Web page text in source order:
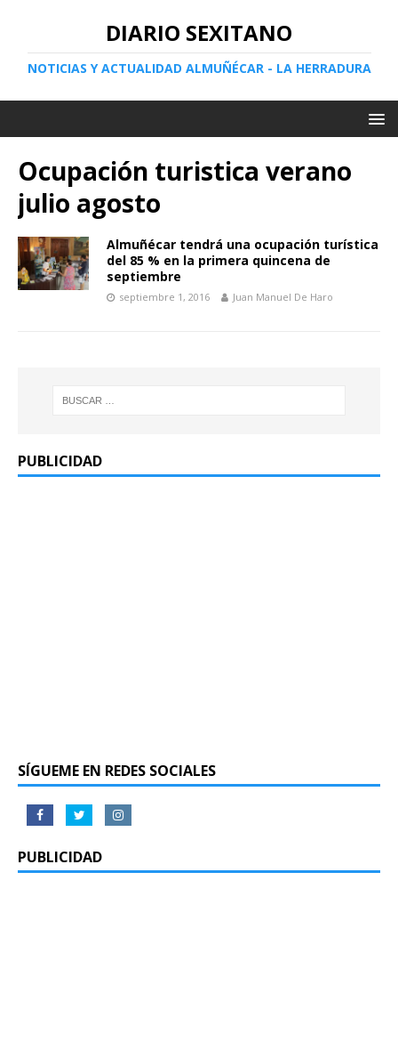
DIARIO SEXITANO
NOTICIAS Y ACTUALIDAD ALMUÑÉCAR - LA HERRADURA
Ocupación turistica verano
julio agosto
Almuñécar tendrá una ocupación turística
del 85 % en la primera quincena de
septiembre
septiembre 1, 2016 Juan Manuel De Haro
PUBLICIDAD
SÍGUEME EN REDES SOCIALES
PUBLICIDAD